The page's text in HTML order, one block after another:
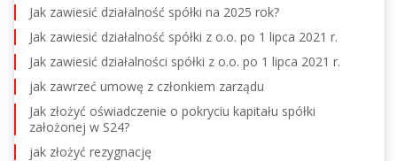
Jak zawiesić działalność spółki na 2025 rok?
Jak zawiesić działalność spółki z o.o. po 1 lipca 2021 r.
Jak zawiesić działalności spółki z o.o. po 1 lipca 2021 r.
jak zawrzeć umowę z członkiem zarządu
Jak złożyć oświadczenie o pokryciu kapitału spółki
założonej w S24?
jak złożyć rezygnację